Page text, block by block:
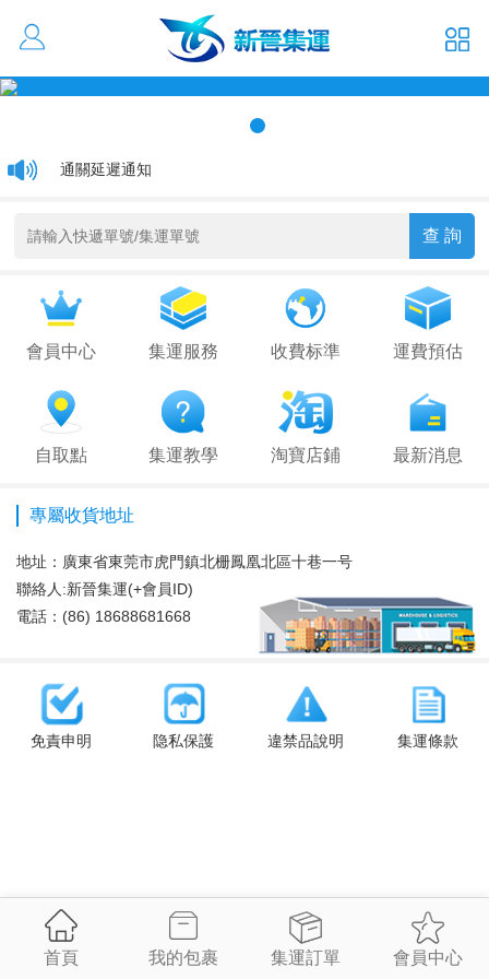
通關延遲通知
會員中心 集運服務 收費标準 運費預估
自取點 集運教學 淘寶店鋪 最新消息
專屬收貨地址
地址： 廣東省東莞市虎門鎮北栅鳳凰北區十巷一号
聯絡人:新晉集運(+會員ID)
電話：(86) 18688681668
免責申明 隐私保護 違禁品說明 集運條款
首頁 我的包裹 集運訂單 會員中心